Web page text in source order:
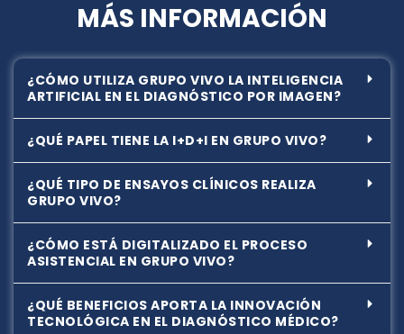
MÁS INFORMACIÓN
¿CÓMO UTILIZA GRUPO VIVO LA INTELIGENCIA
ARTIFICIAL EN EL DIAGNÓSTICO POR IMAGEN?
¿QUÉ PAPEL TIENE LA I+D+I EN GRUPO VIVO?
¿QUÉ TIPO DE ENSAYOS CLÍNICOS REALIZA
GRUPO VIVO?
¿CÓMO ESTÁ DIGITALIZADO EL PROCESO
ASISTENCIAL EN GRUPO VIVO?
¿QUÉ BENEFICIOS APORTA LA INNOVACIÓN
TECNOLÓGICA EN EL DIAGNÓSTICO MÉDICO?